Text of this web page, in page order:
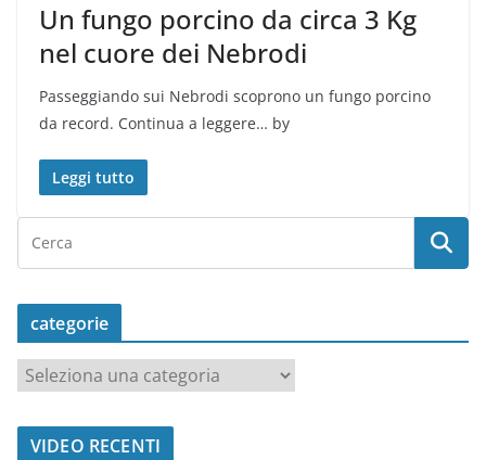
Un fungo porcino da circa 3 Kg
nel cuore dei Nebrodi
Passeggiando sui Nebrodi scoprono un fungo porcino
da record. Continua a leggere… by
Leggi tutto
categorie
t
VIDEO RECENTI